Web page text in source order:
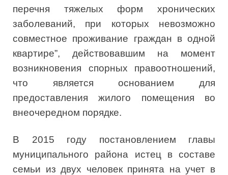
перечня тяжелых форм хронических
заболеваний, при которых невозможно
совместное проживание граждан в одной
квартире”, действовавшим на момент
возникновения спорных правоотношений,
что является основанием для
предоставления жилого помещения во
внеочередном порядке.
В 2015 году постановлением главы
муниципального района истец в составе
семьи из двух человек принята на учет в